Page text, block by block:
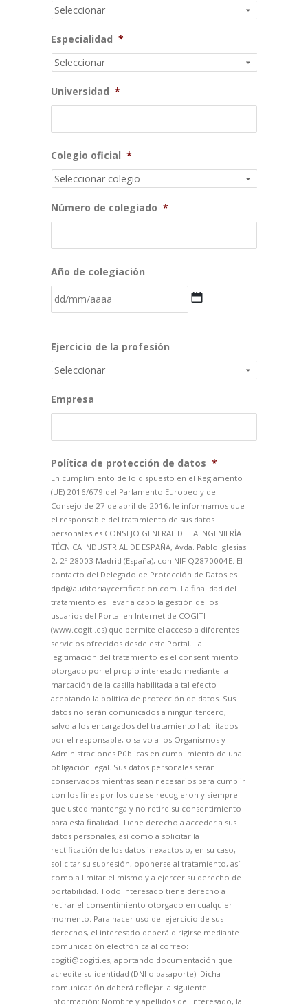
Especialidad *
Universidad *
Colegio oficial *
Número de colegiado *
Año de colegiación
barra
MM
AAAA
Ejercicio de la profesión
Empresa
Política de protección de datos *
En cumplimiento de lo dispuesto en el Reglamento
(UE) 2016/679 del Parlamento Europeo y del
Consejo de 27 de abril de 2016, le informamos que
el responsable del tratamiento de sus datos
personales es CONSEJO GENERAL DE LA INGENIERÍA
TÉCNICA INDUSTRIAL DE ESPAÑA, Avda. Pablo Iglesias
2, 2º 28003 Madrid (España), con NIF Q2870004E. El
contacto del Delegado de Protección de Datos es
dpd@auditoriaycertificacion.com. La finalidad del
tratamiento es llevar a cabo la gestión de los
usuarios del Portal en Internet de COGITI
(www.cogiti.es) que permite el acceso a diferentes
servicios ofrecidos desde este Portal. La
legitimación del tratamiento es el consentimiento
otorgado por el propio interesado mediante la
marcación de la casilla habilitada a tal efecto
aceptando la política de protección de datos. Sus
datos no serán comunicados a ningún tercero,
salvo a los encargados del tratamiento habilitados
por el responsable, o salvo a los Organismos y
Administraciones Públicas en cumplimiento de una
obligación legal. Sus datos personales serán
conservados mientras sean necesarios para cumplir
con los fines por los que se recogieron y siempre
que usted mantenga y no retire su consentimiento
para esta finalidad. Tiene derecho a acceder a sus
datos personales, así como a solicitar la
rectificación de los datos inexactos o, en su caso,
solicitar su supresión, oponerse al tratamiento, así
como a limitar el mismo y a ejercer su derecho de
portabilidad. Todo interesado tiene derecho a
retirar el consentimiento otorgado en cualquier
momento. Para hacer uso del ejercicio de sus
derechos, el interesado deberá dirigirse mediante
comunicación electrónica al correo:
cogiti@cogiti.es, aportando documentación que
acredite su identidad (DNI o pasaporte). Dicha
comunicación deberá reflejar la siguiente
información: Nombre y apellidos del interesado, la